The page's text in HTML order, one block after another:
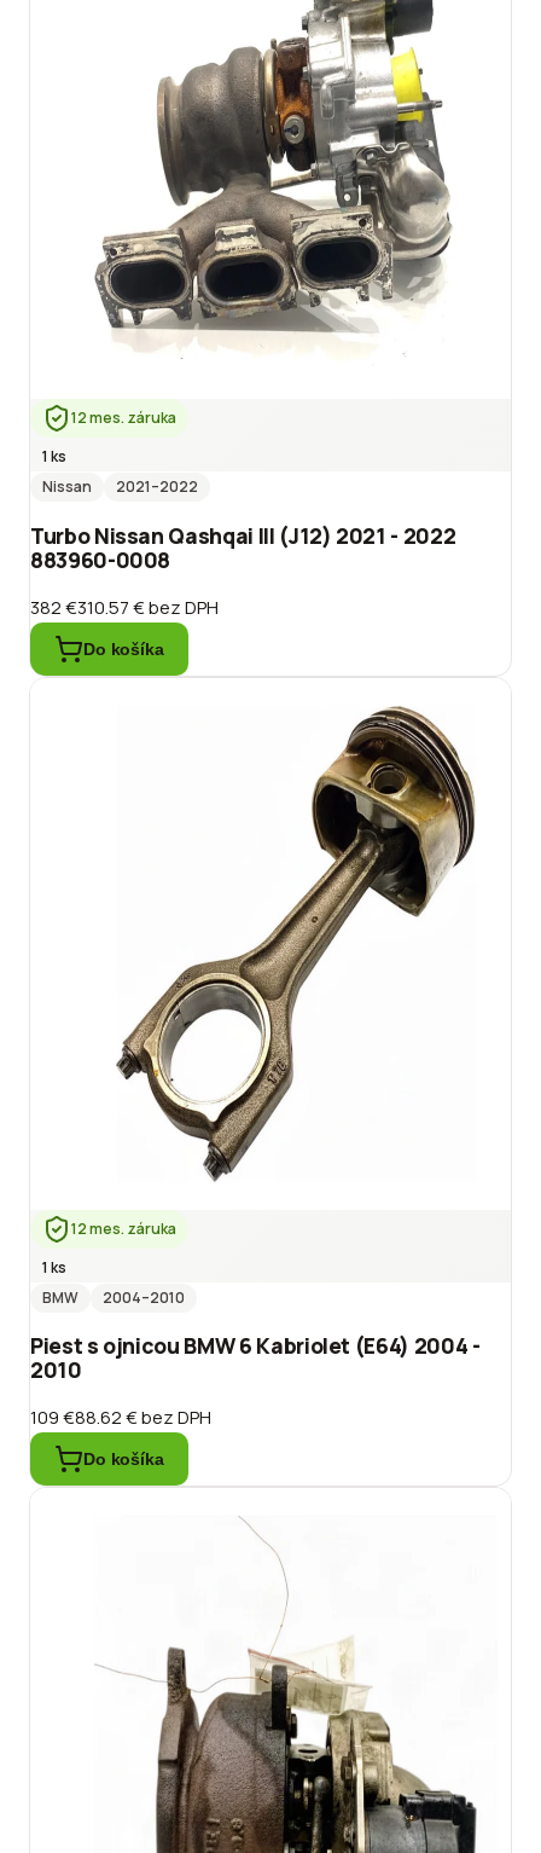
12 mes. záruka
1 ks
Nissan
2021–2022
Turbo Nissan Qashqai III (J12) 2021 - 2022
883960-0008
382 €310.57 €bez DPH
Do košíka
12 mes. záruka
1 ks
BMW
2004–2010
Piest s ojnicou BMW 6 Kabriolet (E64) 2004 -
2010
109 €88.62 €bez DPH
Do košíka